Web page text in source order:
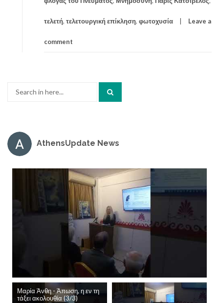
τελετή, τελετουργική επίκληση, φωτοχυσία Leave a
comment
AthensUpdate News
Μαρία Άνθη - Άπωση, η εν τη
τάξει ακολουθία (3/3)